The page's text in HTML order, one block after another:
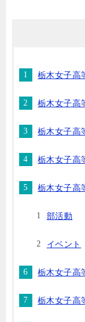
栃木女子高
栃木女子高
栃木女子高
栃木女子高
栃木女子高
部活動
イベント
栃木女子高
栃木女子高